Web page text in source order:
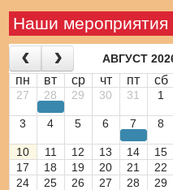
Наши мероприятия
АВГУСТ
пн вт ср чт пт сб
27 28 29 30 31 1
3 4 5 6 7 8
10 11 12 13 14 15
17
18 19 20 21 22
24
25 26 27 28 29